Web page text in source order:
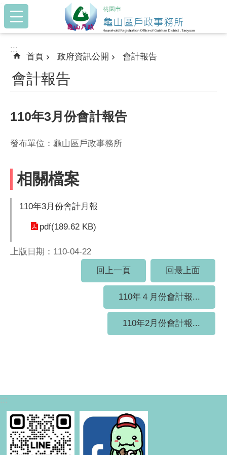
跳到主要內容區塊
:::
:::
首頁 政府資訊公開 會計報告
會計報告
110年3月份會計報告
發布單位：龜山區戶政事務所
相關檔案
110年3月份會計月報
pdf(189.62 KB)
上版日期：110-04-22
回上一頁
回最上面
110年４月份會計報...
110年2月份會計報...
:::